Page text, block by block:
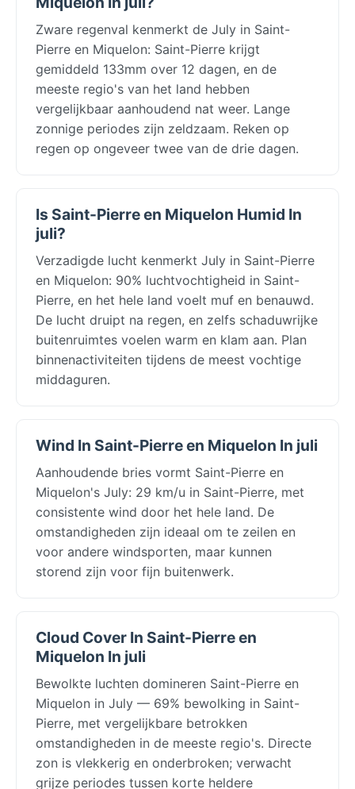
Zware regenval kenmerkt de July in Saint-
Pierre en Miquelon: Saint-Pierre krijgt
gemiddeld 133mm over 12 dagen, en de
meeste regio's van het land hebben
vergelijkbaar aanhoudend nat weer. Lange
zonnige periodes zijn zeldzaam. Reken op
regen op ongeveer twee van de drie dagen.
Is Saint-Pierre en Miquelon Humid In
juli?
Verzadigde lucht kenmerkt July in Saint-Pierre
en Miquelon: 90% luchtvochtigheid in Saint-
Pierre, en het hele land voelt muf en benauwd.
De lucht druipt na regen, en zelfs schaduwrijke
buitenruimtes voelen warm en klam aan. Plan
binnenactiviteiten tijdens de meest vochtige
middaguren.
Wind In Saint-Pierre en Miquelon In juli
Aanhoudende bries vormt Saint-Pierre en
Miquelon's July: 29 km/u in Saint-Pierre, met
consistente wind door het hele land. De
omstandigheden zijn ideaal om te zeilen en
voor andere windsporten, maar kunnen
storend zijn voor fijn buitenwerk.
Cloud Cover In Saint-Pierre en
Miquelon In juli
Bewolkte luchten domineren Saint-Pierre en
Miquelon in July — 69% bewolking in Saint-
Pierre, met vergelijkbare betrokken
omstandigheden in de meeste regio's. Directe
zon is vlekkerig en onderbroken; verwacht
grijze periodes tussen korte heldere